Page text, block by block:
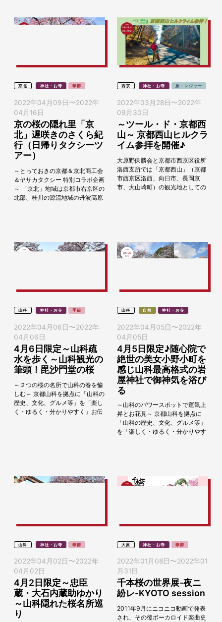
京北 神社・お寺 季節
2022年04月09日 〜2022年
04月16日
京の桜の隠れ里「京
北」遅咲きのさくら紀
行（日帰りタクシーツ
アー）
～とっておきの京都＆京北商工会
＆ヤサカタクシー 特別コラボ企画
～ 「京北」地域は京都市右京区の
北部、桂川の源流地域の丹波高原
西京 神社・お寺 旅・レジャー
2022年03月28日 〜2022年
09月30日
～ツール・ド・京都西
山～ 京都西山ヒルクラ
イム参拝を開催♪
大原野保勝会と京都市西京区役所
洛西支所では「京都西山」（京都
市西京区洛西、向日市、長岡京
市、大山崎町）の観光地としての
山科 神社・お寺 季節
2022年04月06日 〜2022年
04月06日
4月6日限定～山科疏
水を歩く～山科観光の
筆頭！毘沙門堂の桜
～２つの桜の名所で山科の春を愉
しむ～ 京都山科を拠点に「山科の
歴史、文化、グルメ等」を「楽し
く・ゆるく・分かりやすく」お伝
山科 自然 神社・お寺
2022年04月05日 〜2022年
04月05日
4月5日限定♪随心院で
絶世の美女小野小町を
感じ山科最高格式の岩
屋神社で御神気を浴び
る
～山科のパワースポットで運気上
昇とお花見～ 京都山科を拠点に
「山科の歴史、文化、グルメ等」
を「楽しく・ゆるく・分かりやす
山科 神社・お寺 季節
2022年04月02日 〜2022年
04月02日
4月2日限定～忠臣
蔵・大石内蔵助ゆかり
～山科隠れた桜名所巡
り
大原 神社・お寺 季節
2022年01月08日 〜2022年01
月31日
千本桜の世界展-夜ニ
紛レ-KYOTO session
2011年9月にニコニコ動画で発表
され、その後ボーカロイド楽曲史